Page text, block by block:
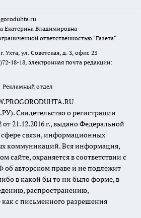
Екатерина Владимировна
ответственностью "Газета"
Ухта, ул. Советская, д. 3, офис 23
18-18, электронная почта редакции:
Рекламный отдел
Свидетельство о регистрации
21.12.2016 г., выдано Федеральной
связи, информационных
коммуникаций. Вся информация,
сайте, охраняется в соответствии с
об авторском праве и не подлежит
в какой бы то ни было форме, в
распространению,
как с письменного разрешения